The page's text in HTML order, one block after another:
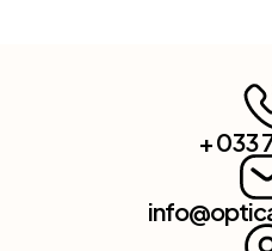
+ 033